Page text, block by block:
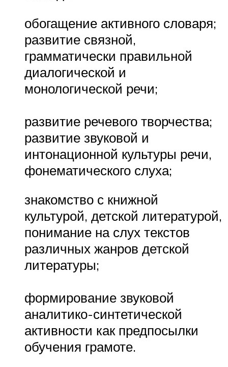
обогащение активного словаря;
развитие связной,
грамматически правильной
диалогической и
монологической речи;
развитие речевого творчества;
развитие звуковой и
интонационной культуры речи,
фонематического слуха;
знакомство с книжной
культурой, детской литературой,
понимание на слух текстов
различных жанров детской
литературы;
формирование звуковой
аналитико-синтетической
активности как предпосылки
обучения грамоте.